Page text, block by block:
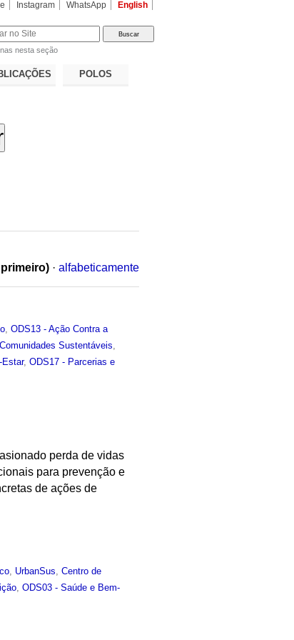
Instagram WhatsApp English
nesta seção
POLOS
· alfabeticamente
,ODS13 - Ação Contra a
Sustentáveis,
Estar,ODS17 - Parcerias e
perda de vidas
para prevenção e
de ações de
UrbanSus ,Centro de
,ODS03 - Saúde e Bem-